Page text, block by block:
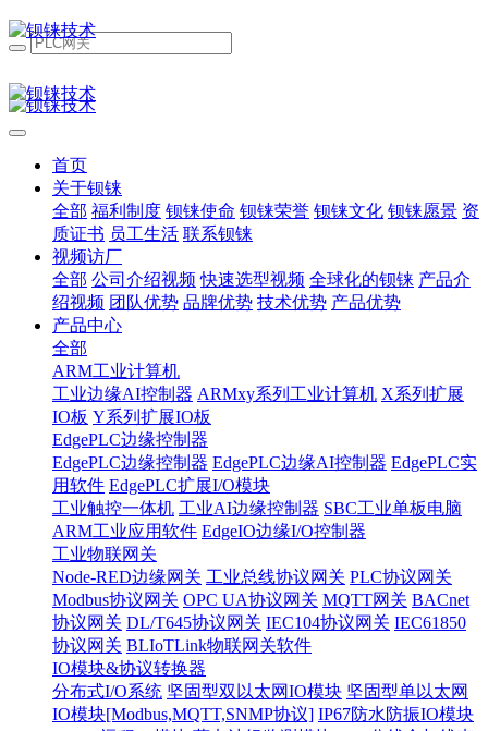
首页
关于钡铼
全部 福利制度 钡铼使命 钡铼荣誉 钡铼文化 钡铼愿景 资
质证书 员工生活 联系钡铼
视频访厂
全部 公司介绍视频 快速选型视频 全球化的钡铼 产品介
绍视频 团队优势 品牌优势 技术优势 产品优势
产品中心
全部
ARM工业计算机
工业边缘AI控制器 ARMxy系列工业计算机 X系列扩展
IO板 Y系列扩展IO板
EdgePLC边缘控制器
EdgePLC边缘控制器 EdgePLC边缘AI控制器 EdgePLC实
用软件 EdgePLC扩展I/O模块
工业触控一体机 工业AI边缘控制器 SBC工业单板电脑
ARM工业应用软件 EdgeIO边缘I/O控制器
工业物联网关
Node-RED边缘网关 工业总线协议网关 PLC协议网关
Modbus协议网关 OPC UA协议网关 MQTT网关 BACnet
协议网关 DL/T645协议网关 IEC104协议网关 IEC61850
协议网关 BLIoTLink物联网关软件
IO模块&协议转换器
分布式I/O系统 坚固型双以太网IO模块 坚固型单以太网
IO模块[Modbus,MQTT,SNMP协议] IP67防水防振IO模块